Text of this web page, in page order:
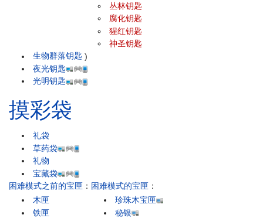
生物群落钥匙
丛林钥匙
腐化钥匙
猩红钥匙
神圣钥匙
)
夜光钥匙
光明钥匙
摸彩袋
礼袋
草药袋
礼物
宝藏袋
困难模式之前的宝匣 ：
木匣
铁匣
困难模式的宝匣 ：
珍珠木宝匣
秘银